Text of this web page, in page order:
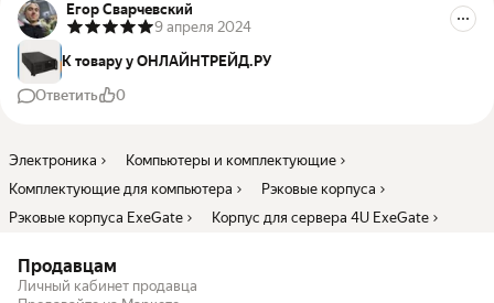
Егор Сварчевский
9 апреля 2024
К товару у ОНЛАЙНТРЕЙД.РУ
Ответить 0
Электроника
Компьютеры и комплектующие
Комплектующие для компьютера
Рэковые корпуса
Рэковые корпуса ExeGate
Корпус для сервера 4U ExeGate
Продавцам
Личный кабинет продавца